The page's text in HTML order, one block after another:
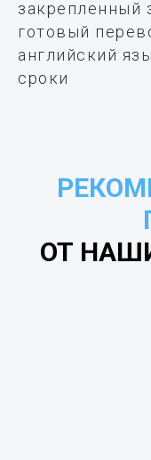
закрепленный
готовый
английский
сроки
ОТ